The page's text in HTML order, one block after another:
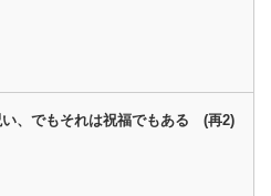
い、でもそれは祝福でもある (再2)